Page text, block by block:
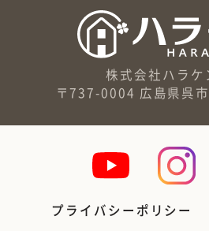
株式会社ハラケ
〒737-0004 広島県呉
プライバシーポリシー